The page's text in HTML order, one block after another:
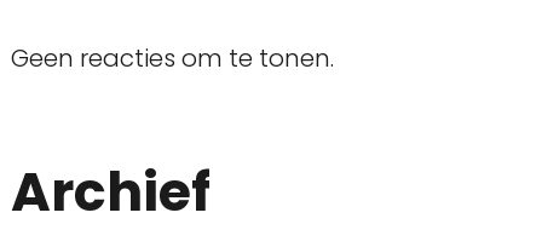
Geen reacties om te tonen.
Archief